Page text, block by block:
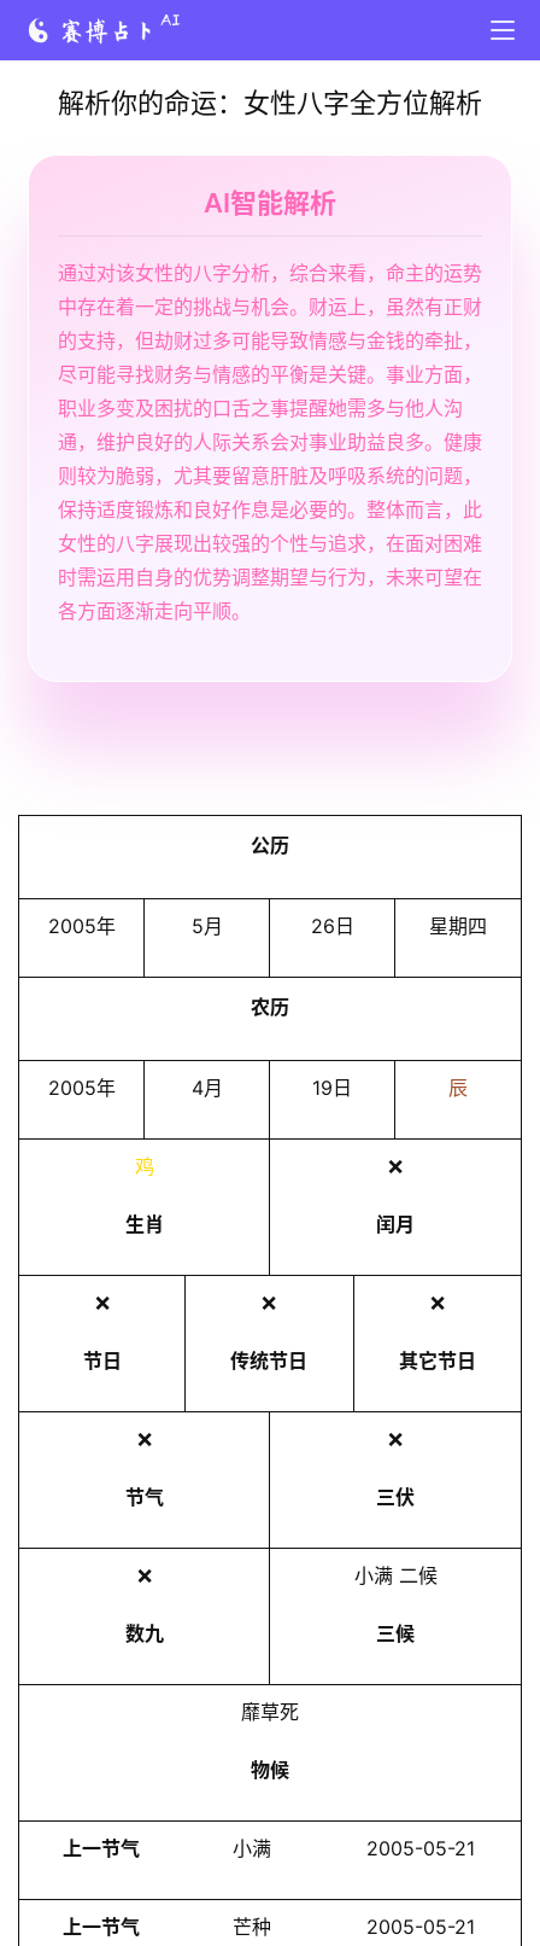
解析你的命运：女性八字全方位解析
AI智能解析
通过对该女性的八字分析，综合来看，命主的运势
中存在着一定的挑战与机会。财运上，虽然有正财
的支持，但劫财过多可能导致情感与金钱的牵扯，
尽可能寻找财务与情感的平衡是关键。事业方面，
职业多变及困扰的口舌之事提醒她需多与他人沟
通，维护良好的人际关系会对事业助益良多。健康
则较为脆弱，尤其要留意肝脏及呼吸系统的问题，
保持适度锻炼和良好作息是必要的。整体而言，此
女性的八字展现出较强的个性与追求，在面对困难
时需运用自身的优势调整期望与行为，未来可望在
各方面逐渐走向平顺。
公历
2005年 5月 26日 星期四
农历
2005年 4月 19日 辰
鸡
生肖
❌
闰月
❌
节日
❌
传统节日
❌
其它节日
❌
节气
❌
三伏
❌
数九
小满 二候
三候
靡草死
物候
上一节气 小满 2005-05-21
上一节气 芒种 2005-05-21